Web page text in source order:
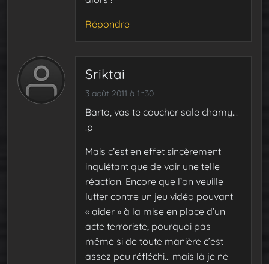
Répondre
Sriktai
3 août 2011 à 1h30
Barto, vas te coucher sale chamy…
:p
Mais c’est en effet sincèrement
inquiétant que de voir une telle
réaction. Encore que l’on veuille
lutter contre un jeu vidéo pouvant
« aider » à la mise en place d’un
acte terroriste, pourquoi pas
même si de toute manière c’est
assez peu réfléchi… mais là je ne